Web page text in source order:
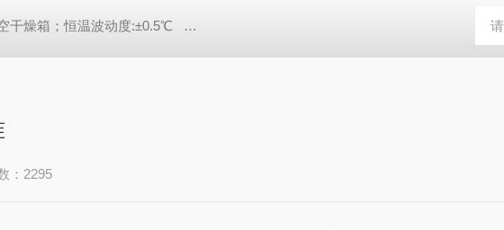
干燥箱；恒温波动度:±0.5℃ DHG-9140B（140升）电热恒温鼓风干燥箱，不锈
：2295